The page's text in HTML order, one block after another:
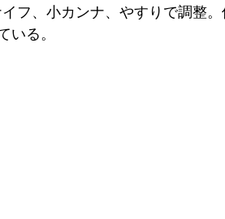
フ、小カンナ、やすりで調整
いる。